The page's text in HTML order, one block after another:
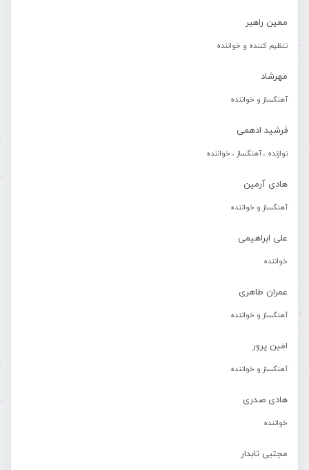
معین راهبر
تنظیم کننده و خواننده
مهرشاد
آهنگساز و خواننده
فرشید ادهمی
نوازنده ، آهنگساز ، خواننده
هادی آرمین
آهنگساز و خواننده
علی ابراهیمی
خواننده
عمران طاهری
آهنگساز و خواننده
امین پرور
آهنگساز و خواننده
هادی صدری
خواننده
مجتبی تابدار